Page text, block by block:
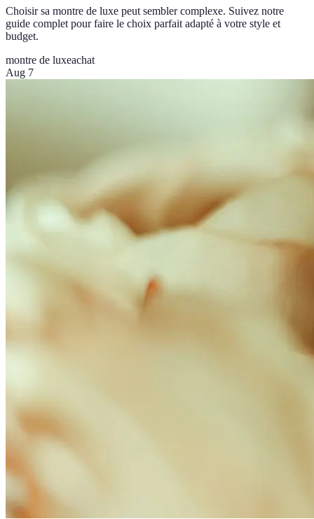
Choisir sa montre de luxe peut sembler complexe. Suivez notre
guide complet pour faire le choix parfait adapté à votre style et
budget.
montre de luxeachat
Aug 7